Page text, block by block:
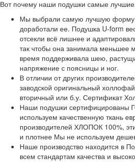
Вот почему наши подушки самые
Мы выбрали самую лучшую форму
доработали ее. Подушка U-form
отсекли всё лишнее и
так чтобы она занимала меньшее
время поддерживала шею,
напряжение с поясницы и ног.
В отличии от других
заводской оригинальный
вторичный или б.у. Сертификат
Наши подушки
используем качественную ткань
производителей ХЛОПОК 100%,
и плотнее Мы не используем
Наше производство находится в
всем стандартам качества и